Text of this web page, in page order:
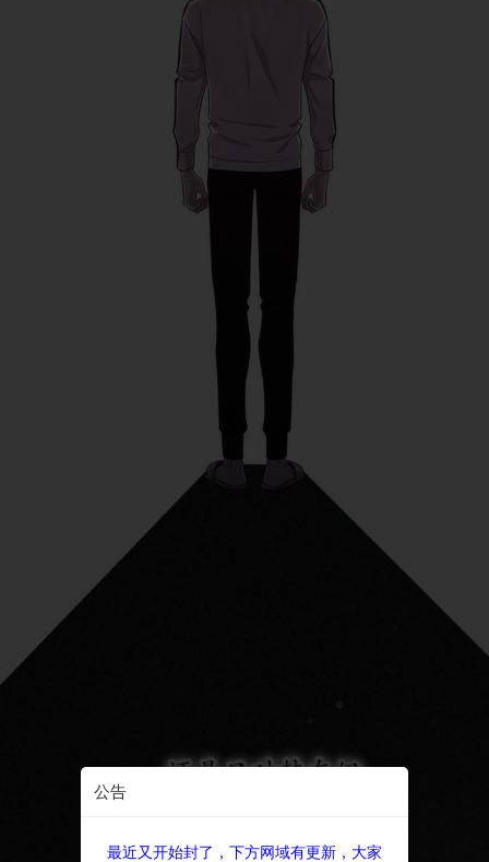
公告
最近又开始封了，下方网域有更新，大家